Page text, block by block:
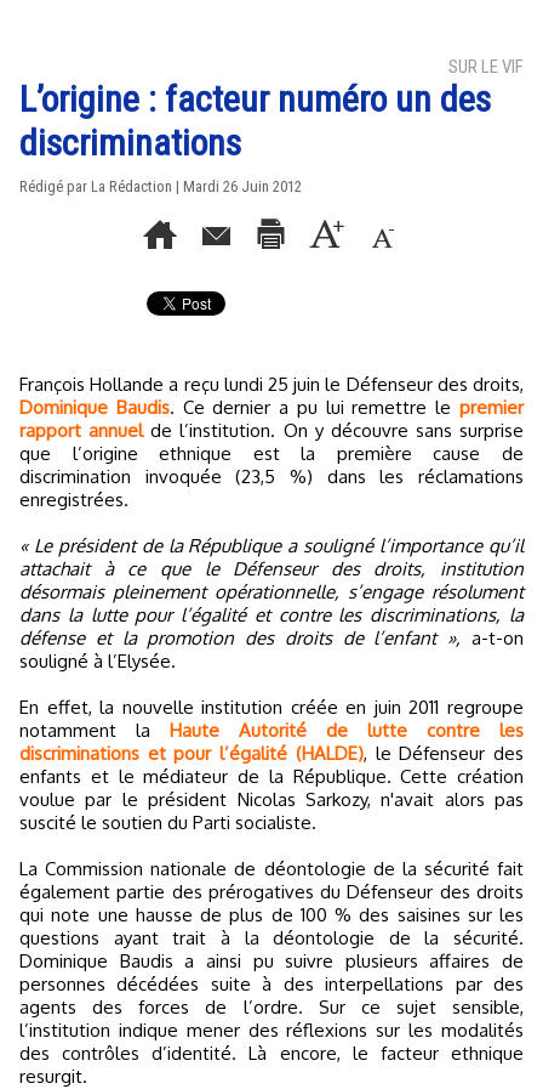
SUR LE VIF
L’origine : facteur numéro un des
discriminations
Rédigé par La Rédaction | Mardi 26 Juin 2012
François Hollande a reçu lundi 25 juin le Défenseur des droits,
Dominique Baudis. Ce dernier a pu lui remettre lepremier
rapport annuelde l’institution. On y découvre sans surprise
que l’origine ethnique est la première cause de
discrimination invoquée (23,5 %) dans les réclamations
enregistrées.
« Le président de la République a souligné l’importance qu’il
attachait à ce que le Défenseur des droits, institution
désormais pleinement opérationnelle, s’engage résolument
dans la lutte pour l’égalité et contre les discriminations, la
défense et la promotion des droits de l’enfant », a-t-on
souligné à l’Elysée.
En effet, la nouvelle institution créée en juin 2011 regroupe
notamment la Haute Autorité de lutte contre les
discriminations et pour l’égalité (HALDE), le Défenseur des
enfants et le médiateur de la République. Cette création
voulue par le président Nicolas Sarkozy, n'avait alors pas
suscité le soutien du Parti socialiste.
La Commission nationale de déontologie de la sécurité fait
également partie des prérogatives du Défenseur des droits
qui note une hausse de plus de 100 % des saisines sur les
questions ayant trait à la déontologie de la sécurité.
Dominique Baudis a ainsi pu suivre plusieurs affaires de
personnes décédées suite à des interpellations par des
agents des forces de l’ordre. Sur ce sujet sensible,
l’institution indique mener des réflexions sur les modalités
des contrôles d’identité. Là encore, le facteur ethnique
resurgit.